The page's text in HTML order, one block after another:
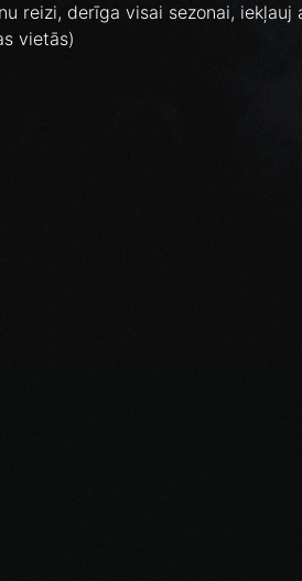
reizi, derīga visai sezonai, iekļauj
vietās)